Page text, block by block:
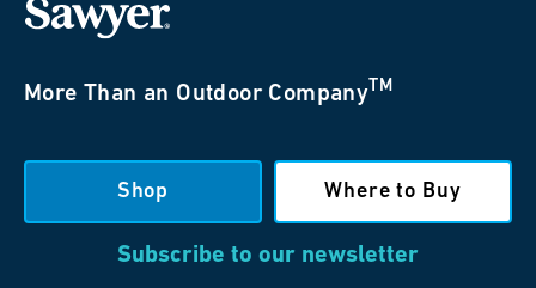
More Than an Outdoor Company TM
Shop Where to Buy
Subscribe to our newsletter